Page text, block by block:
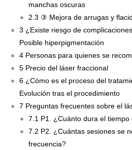
manchas oscuras
2.3 ③ Mejora de arrugas y
3 ¿Existe riesgo de
Posible hiperpigmentación
4 Personas para quienes se
5 Precio del láser fraccional
6 ¿Cómo es el proceso del
Evolución tras el procedimiento
7 Preguntas frecuentes sobre el
7.1 P1. ¿Cuánto dura el
7.2 P2. ¿Cuántas sesiones se
frecuencia?